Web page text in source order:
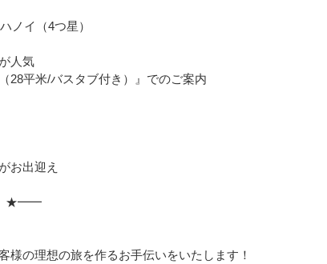
ノイ（4つ星）
人気
28平米/バスタブ付き）』でのご案内
お出迎え
！ ★━━
様の理想の旅を作るお手伝いをいたします！